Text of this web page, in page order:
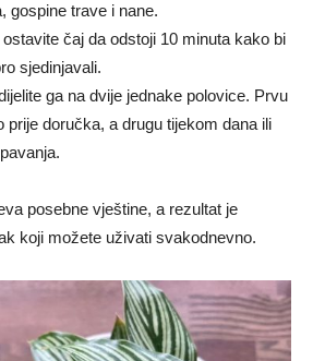
gospine trave i nane.
čaj da odstoji 10 minuta kako bi
sjedinjavali.
ga na dvije jednake polovice. Prvu
prije doručka, a drugu tijekom dana ili
posebne vještine, a rezultat je
koji možete uživati svakodnevno.